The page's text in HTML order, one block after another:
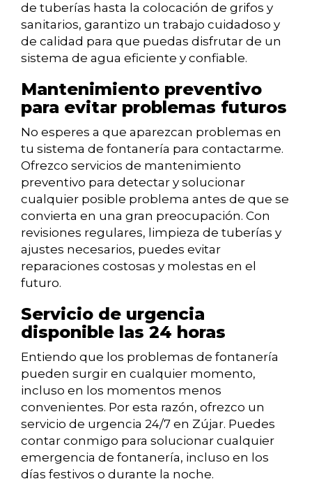
de tuberías hasta la colocación de grifos y
sanitarios, garantizo un trabajo cuidadoso y
de calidad para que puedas disfrutar de un
sistema de agua eficiente y confiable.
Mantenimiento preventivo
para evitar problemas futuros
No esperes a que aparezcan problemas en
tu sistema de fontanería para contactarme.
Ofrezco servicios de mantenimiento
preventivo para detectar y solucionar
cualquier posible problema antes de que se
convierta en una gran preocupación. Con
revisiones regulares, limpieza de tuberías y
ajustes necesarios, puedes evitar
reparaciones costosas y molestas en el
futuro.
Servicio de urgencia
disponible las 24 horas
Entiendo que los problemas de fontanería
pueden surgir en cualquier momento,
incluso en los momentos menos
convenientes. Por esta razón, ofrezco un
servicio de urgencia 24/7 en Zújar. Puedes
contar conmigo para solucionar cualquier
emergencia de fontanería, incluso en los
días festivos o durante la noche.